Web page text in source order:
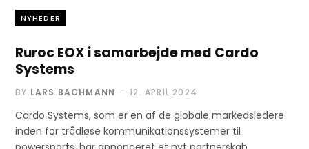
NYHEDER
Ruroc EOX i samarbejde med Cardo
Systems
BY LARS BACHMANN 12. APRIL 2024
Cardo Systems, som er en af de globale markedsledere
inden for trådløse kommunikationssystemer til